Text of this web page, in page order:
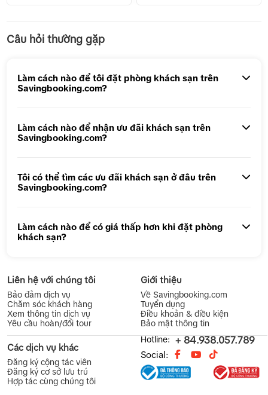
Tour 5N4Đ Hà Nội – Bali – Hà Nội
Tour 1 Ngày Động Phong Nha
Câu hỏi thường gặp
Làm cách nào để tôi đặt phòng khách sạn trên
Savingbooking.com?
Làm cách nào để nhận ưu đãi khách sạn trên
Savingbooking.com?
Tôi có thể tìm các ưu đãi khách sạn ở đâu trên
Savingbooking.com?
Làm cách nào để có giá thấp hơn khi đặt phòng
khách sạn?
Liên hệ với chúng tôi
Bảo đảm dịch vụ
Chăm sóc khách hàng
Xem thông tin dịch vụ
Yêu cầu hoàn/đổi tour
Giới thiệu
Về Savingbooking.com
Tuyển dụng
Điều khoản & điều kiện
Bảo mật thông tin
Các dịch vụ khác
Đăng ký cộng tác viên
Đăng ký cơ sở lưu trú
Hợp tác cùng chúng tôi
Hotline: + 84.938.057.789
Social: